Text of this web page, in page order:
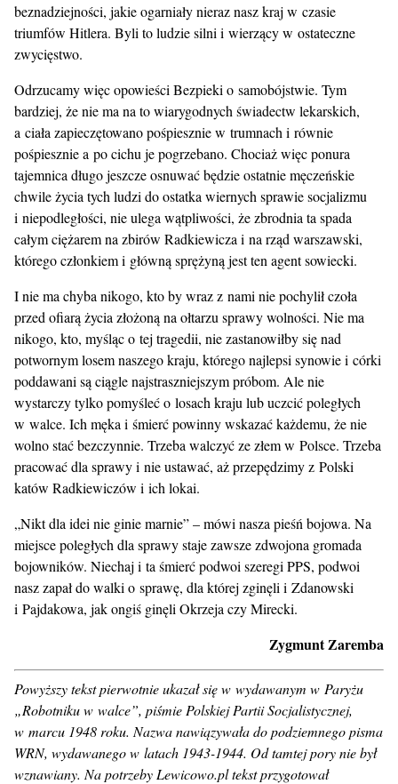
beznadziejności, jakie ogarniały nieraz nasz kraj w czasie
triumfów Hitlera. Byli to ludzie silni i wierzący w ostateczne
zwycięstwo.
Odrzucamy więc opowieści Bezpieki o samobójstwie. Tym
bardziej, że nie ma na to wiarygodnych świadectw lekarskich,
a ciała zapieczętowano pośpiesznie w trumnach i równie
pośpiesznie a po cichu je pogrzebano. Chociaż więc ponura
tajemnica długo jeszcze osnuwać będzie ostatnie męczeńskie
chwile życia tych ludzi do ostatka wiernych sprawie socjalizmu
i niepodległości, nie ulega wątpliwości, że zbrodnia ta spada
całym ciężarem na zbirów Radkiewicza i na rząd warszawski,
którego członkiem i główną sprężyną jest ten agent sowiecki.
I nie ma chyba nikogo, kto by wraz z nami nie pochylił czoła
przed ofiarą życia złożoną na ołtarzu sprawy wolności. Nie ma
nikogo, kto, myśląc o tej tragedii, nie zastanowiłby się nad
potwornym losem naszego kraju, którego najlepsi synowie i córki
poddawani są ciągle najstraszniejszym próbom. Ale nie
wystarczy tylko pomyśleć o losach kraju lub uczcić poległych
w walce. Ich męka i śmierć powinny wskazać każdemu, że nie
wolno stać bezczynnie. Trzeba walczyć ze złem w Polsce. Trzeba
pracować dla sprawy i nie ustawać, aż przepędzimy z Polski
katów Radkiewiczów i ich lokai.
„Nikt dla idei nie ginie marnie” – mówi nasza pieśń bojowa. Na
miejsce poległych dla sprawy staje zawsze zdwojona gromada
bojowników. Niechaj i ta śmierć podwoi szeregi PPS, podwoi
nasz zapał do walki o sprawę, dla której zginęli i Zdanowski
i Pajdakowa, jak ongiś ginęli Okrzeja czy Mirecki.
Zygmunt Zaremba
Powyższy tekst pierwotnie ukazał się w wydawanym w Paryżu
„Robotniku w walce”, piśmie Polskiej Partii Socjalistycznej,
w marcu 1948 roku. Nazwa nawiązywała do podziemnego pisma
WRN, wydawanego w latach 1943-1944. Od tamtej pory nie był
wznawiany. Na potrzeby Lewicowo.pl tekst przygotował